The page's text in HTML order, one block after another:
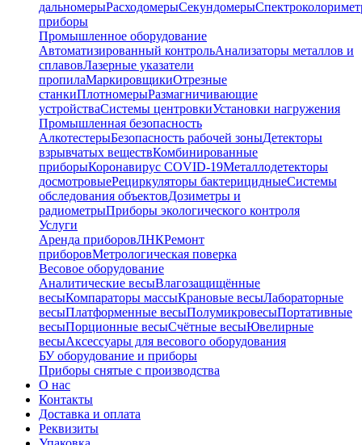
дальномерыРасходомерыСекундомеры
приборы
Промышленное оборудование
Автоматизированный контрольАнализаторы металлов и
сплавовЛазерные указатели
пропилаМаркировщикиОтрезные
станкиПлотномерыРазмагничивающие
устройстваСистемы центровкиУстановки нагружения
Промышленная безопасность
АлкотестерыБезопасность рабочей зоныДетекторы
взрывчатых веществКомбинированные
приборыКоронавирус COVID-19Металлодетекторы
досмотровыеРециркуляторы бактерицидныеСистемы
обследования объектовДозиметры и
радиометрыПриборы экологического контроля
Услуги
Аренда приборовЛНКРемонт
приборовМетрологическая поверка
Весовое оборудование
Аналитические весыВлагозащищённые
весыКомпараторы массыКрановые весыЛабораторные
весыПлатформенные весыПолумикровесыПортативные
весыПорционные весыСчётные весыЮвелирные
весыАксессуары для весового оборудования
БУ оборудование и приборы
Приборы снятые с производства
О нас
Контакты
Доставка и оплата
Реквизиты